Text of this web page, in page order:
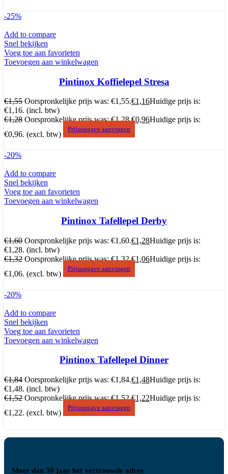
-25%
Add to compare
Snel bekijken
Voeg toe aan favorieten
Toevoegen aan winkelwagen
Pintinox Koffielepel Stresa
€1,55 Oorspronkelijke prijs was: €1,55.€1,16Huidige prijs is:
€1,16. (incl. btw)
€1,28 Oorspronkelijke prijs was: €1,28.€0,96Huidige prijs is:
€0,96. (excl. btw)
Prijsopgave aanvragen
-20%
Add to compare
Snel bekijken
Voeg toe aan favorieten
Toevoegen aan winkelwagen
Pintinox Tafellepel Derby
€1,60 Oorspronkelijke prijs was: €1,60.€1,28Huidige prijs is:
€1,28. (incl. btw)
€1,32 Oorspronkelijke prijs was: €1,32.€1,06Huidige prijs is:
€1,06. (excl. btw)
Prijsopgave aanvragen
-20%
Add to compare
Snel bekijken
Voeg toe aan favorieten
Toevoegen aan winkelwagen
Pintinox Tafellepel Dinner
€1,84 Oorspronkelijke prijs was: €1,84.€1,48Huidige prijs is:
€1,48. (incl. btw)
€1,52 Oorspronkelijke prijs was: €1,52.€1,22Huidige prijs is:
€1,22. (excl. btw)
Prijsopgave aanvragen
Meer dan 30 jaar het vertrouwde adres